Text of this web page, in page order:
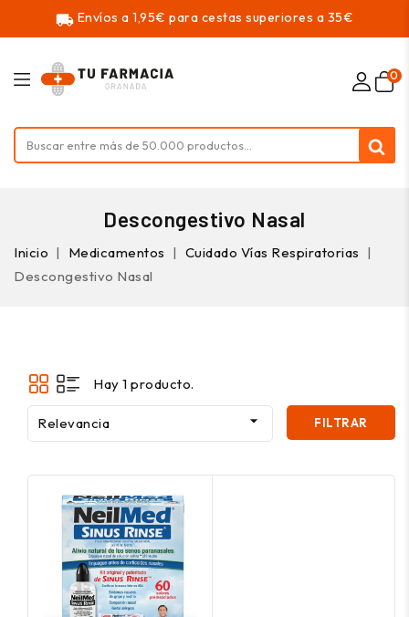
local_shipping Envíos a 1,95€ para cestas superiores a 35€
0
Descongestivo Nasal
Inicio Medicamentos
Cuidado Vías Respiratorias
Descongestivo Nasal
Hay 1 producto.
Relevancia  FILTRAR